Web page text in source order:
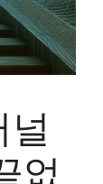
없